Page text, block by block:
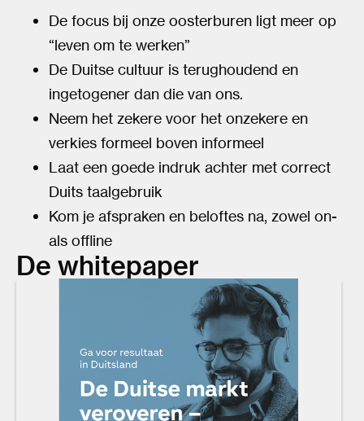
De whitepaper
De focus bij onze oosterburen ligt meer op
“leven om te werken”
De Duitse cultuur is terughoudend en
ingetogener dan die van ons.
Neem het zekere voor het onzekere en
verkies formeel boven informeel
Laat een goede indruk achter met correct
Duits taalgebruik
Kom je afspraken en beloftes na, zowel on-
als offline